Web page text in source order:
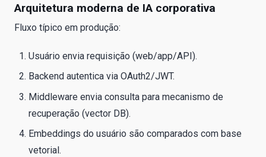
Arquitetura moderna de IA corporativa
Fluxo típico em produção:
Usuário envia requisição (web/app/API).
Backend autentica via OAuth2/JWT.
Middleware envia consulta para mecanismo de
recuperação (vector DB).
Embeddings do usuário são comparados com base
vetorial.